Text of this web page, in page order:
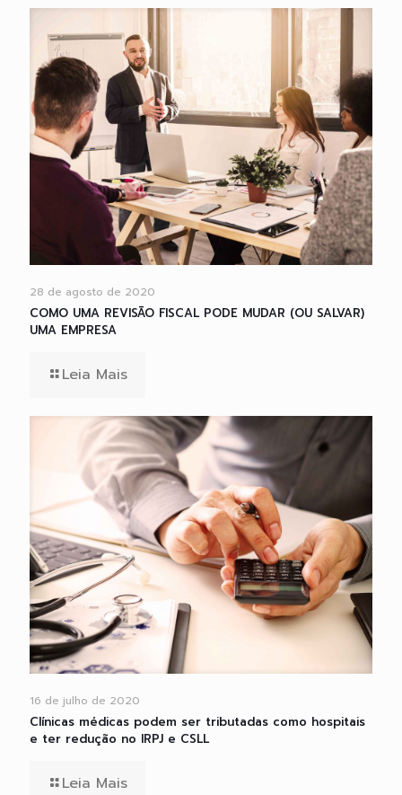
28 de agosto de 2020
COMO UMA REVISÃO FISCAL PODE MUDAR (OU SALVAR)
UMA EMPRESA
Leia Mais
16 de julho de 2020
Clínicas médicas podem ser tributadas como hospitais
e ter redução no IRPJ e CSLL
Leia Mais